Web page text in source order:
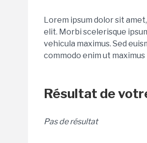
Lorem ipsum dolor sit
elit. Morbi scelerisque
vehicula maximus. Sed
commodo enim ut
Résultat de
Pas de résultat